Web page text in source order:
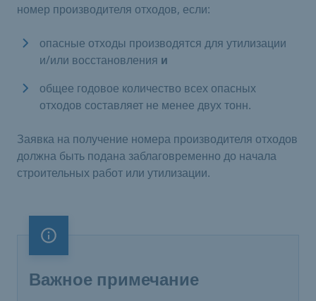
номер производителя отходов, если:
опасные отходы производятся для утилизации
и/или восстановления и
общее годовое количество всех опасных
отходов составляет не менее двух тонн.
Заявка на получение номера производителя отходов
должна быть подана заблаговременно до начала
строительных работ или утилизации.
Важное примечание
Важное примечание